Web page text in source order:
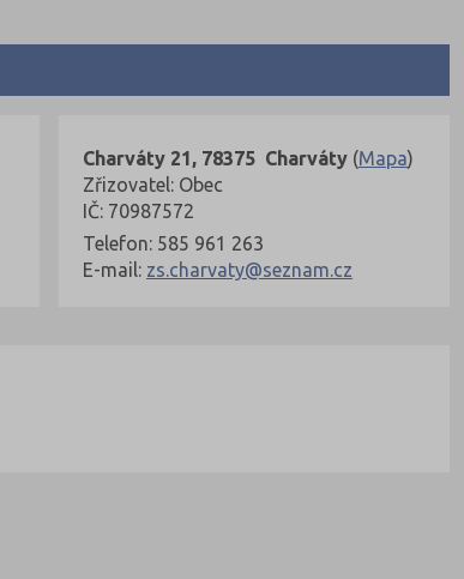
Charváty 21, 78375 Charváty (Mapa)
Zřizovatel: Obec
IČ: 70987572
Telefon: 585 961 263
E-mail: zs.charvaty@seznam.cz